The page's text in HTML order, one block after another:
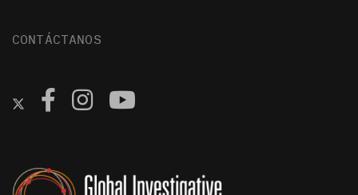
CONTÁCTANOS